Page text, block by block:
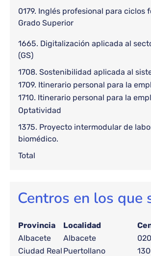
0179. Inglés profesional para ciclos
Grado Superior
1665. Digitalización aplicada al
(GS)
1708. Sostenibilidad aplicada al
1709. Itinerario personal para la
1710. Itinerario personal para la
Optatividad
1375. Proyecto intermodular de
biomédico.
Total
Centros en los que
Provincia Localidad
Albacete
Albacete
Ciudad Real Puertollano